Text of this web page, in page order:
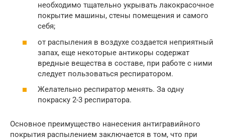
необходимо тщательно укрывать лакокрасочное
покрытие машины, стены помещения и самого
себя;
от распыления в воздухе создается неприятный
запах, еще некоторые антикоры содержат
вредные вещества в составе, при работе с ними
следует пользоваться респиратором.
Желательно респиратор менять. За одну
покраску 2-3 респиратора.
Основное преимущество нанесения антигравийного
покрытия распылением заключается в том, что при